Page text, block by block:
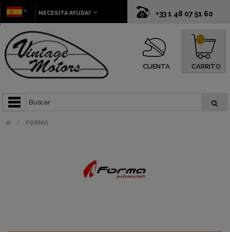
+33 1 48 07 51 60
NECESITA AYUDA?
CUENTA CARRITO
0
FORMA